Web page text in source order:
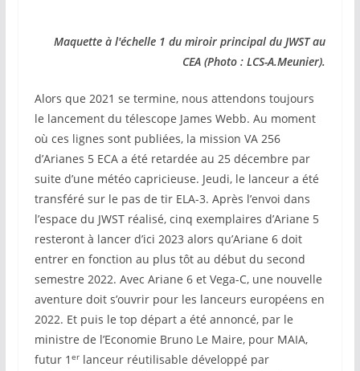
Maquette à l'échelle 1 du miroir principal du JWST au
CEA (Photo : LCS-A.Meunier).
Alors que 2021 se termine, nous attendons toujours
le lancement du télescope James Webb. Au moment
où ces lignes sont publiées, la mission VA 256
d’Arianes 5 ECA a été retardée au 25 décembre par
suite d’une météo capricieuse. Jeudi, le lanceur a été
transféré sur le pas de tir ELA-3. Après l’envoi dans
l’espace du JWST réalisé, cinq exemplaires d’Ariane 5
resteront à lancer d’ici 2023 alors qu’Ariane 6 doit
entrer en fonction au plus tôt au début du second
semestre 2022. Avec Ariane 6 et Vega-C, une nouvelle
aventure doit s’ouvrir pour les lanceurs européens en
2022. Et puis le top départ a été annoncé, par le
ministre de l’Economie Bruno Le Maire, pour MAIA,
futur 1 erlanceur réutilisable développé par